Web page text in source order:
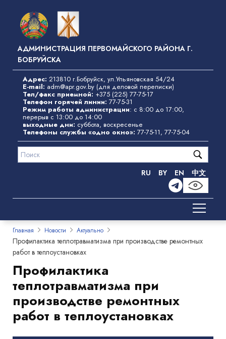
основному
содержанию
АДМИНИСТРАЦИЯ ПЕРВОМАЙСКОГО РАЙОНА Г.
БОБРУЙСКА
Адрес: 213810 г.Бобруйск, ул.Ульяновская 54/24
E-mail: adm@apr.gov.by (для деловой переписки)
Тел/факс приемной: +375 (225) 77-75-17
Телефон горячей линии: 77-75-31
Режим работы администрации: с 8:00 до 17:00,
перерыв с 13:00 до 14:00
выходные дни: суббота, воскресенье
Телефоны службы «одно окно»: 77-75-11, 77-75-04
RU BY EN 中文
Главная Новости Актуально
Профилактика теплотравматизма при производстве ремонтных
работ в теплоустановках
Профилактика
теплотравматизма при
производстве ремонтных
работ в теплоустановках